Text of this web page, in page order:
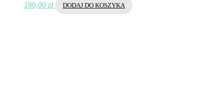
180,00 zł DODAJ DO KOSZYKA